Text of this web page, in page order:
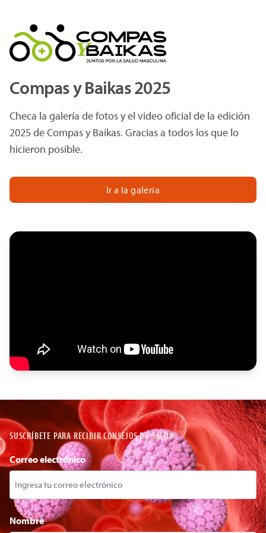
Compas y Baikas 2025
Checa la galería de fotos y el video oficial de la edición
2025 de Compas y Baikas. Gracias a todos los que lo
hicieron posible.
Ir a la galería
SUSCRÍBETE PARA RECIBIR CONSEJOS DE SALUD
Correo electrónico *
Nombre *